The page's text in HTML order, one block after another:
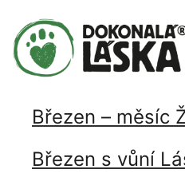
Březen – měsíc
Březen s vůní